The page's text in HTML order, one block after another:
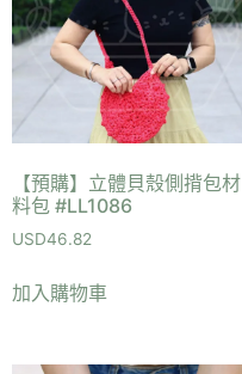
【預購】立體貝殼側揹包材
料包 #LL1086
USD46.82
加入購物車